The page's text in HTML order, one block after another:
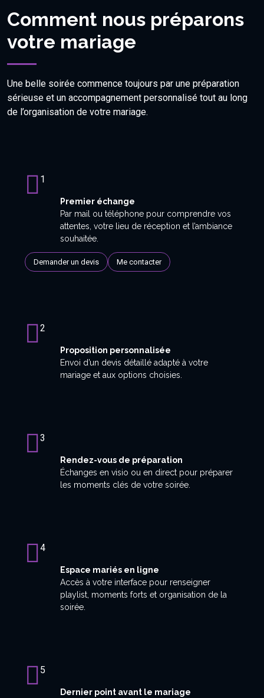
Comment nous préparons
votre mariage
Une belle soirée commence toujours par une préparation
sérieuse et un accompagnement personnalisé tout au long
de l’organisation de votre mariage.
1
Premier échange
Par mail ou téléphone pour comprendre vos
attentes, votre lieu de réception et l’ambiance
souhaitée.
Demander un devis Me contacter
2
Proposition personnalisée
Envoi d’un devis détaillé adapté à votre
mariage et aux options choisies.
3
Rendez-vous de préparation
Échanges en visio ou en direct pour préparer
les moments clés de votre soirée.
4
Espace mariés en ligne
Accès à votre interface pour renseigner
playlist, moments forts et organisation de la
soirée.
5
Dernier point avant le mariage